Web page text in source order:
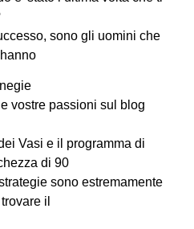
sono gli uomini che
vostre passioni sul blog
Vasi e il programma di
di 90
sono estremamente
il